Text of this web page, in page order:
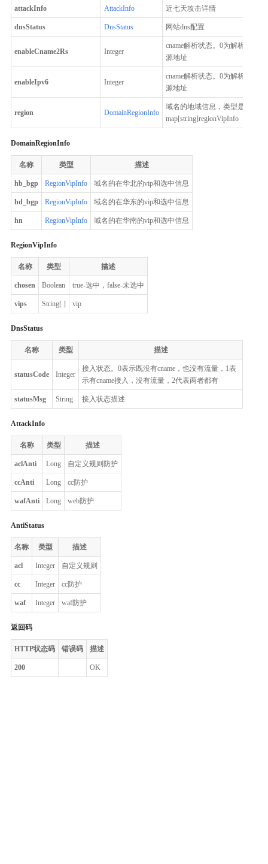
attackInfo AttackInfo 近七天攻击详情
dnsStatus DnsStatus 网站dns配置
enableCname2Rs Integer
cname解析状态。0为解析到VIP
源地址
enableIpv6 Integer
cname解析状态。0为解析到VIP
源地址
region DomainRegionInfo
域名的地域信息，类型是
map[string]regionVipInfo
DomainRegionInfo
名称 类型 描述
hb_bgp RegionVipInfo 域名的在华北的vip和选中信息
hd_bgp RegionVipInfo 域名的在华东的vip和选中信息
hn RegionVipInfo 域名的在华南的vip和选中信息
RegionVipInfo
名称 类型 描述
chosen Boolean true-选中，false-未选中
vips String[ ] vip
DnsStatus
名称 类型 描述
statusCode Integer
接入状态。0表示既没有cname，也没有流量，1表
示有cname接入，没有流量，2代表两者都有
statusMsg String 接入状态描述
AttackInfo
名称 类型 描述
aclAnti Long 自定义规则防护
ccAnti Long cc防护
wafAnti Long web防护
AntiStatus
名称 类型 描述
acl Integer 自定义规则
cc Integer cc防护
waf Integer waf防护
返回码
HTTP状态码 错误码 描述
200 OK